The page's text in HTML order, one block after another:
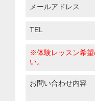
メールアドレス
TEL
※体験レッスン希
い。
お問い合わせ内容